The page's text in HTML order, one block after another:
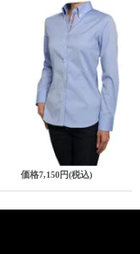
価格7,150円(税込)